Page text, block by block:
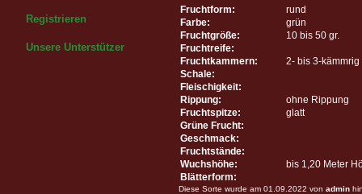
Registrieren
Unsere Unterstützer
Fruchtform:
rund
Farbe:
grün
Fruchtgröße:
10 bis 50 gr.
Fruchtreife:
Fruchtkammern:
2- bis 3-kämmrig
Schale:
Fleischigkeit:
Rippung:
ohne Rippung
Fruchtspitze:
glatt
Grüne Frucht:
Geschmack:
Fruchtstände:
Wuchshöhe:
bis 1,20 Meter
Blätterform:
Diese Sorte wurde am 01.09.2022 von admin